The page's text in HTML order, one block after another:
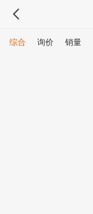
综合 询价 销量